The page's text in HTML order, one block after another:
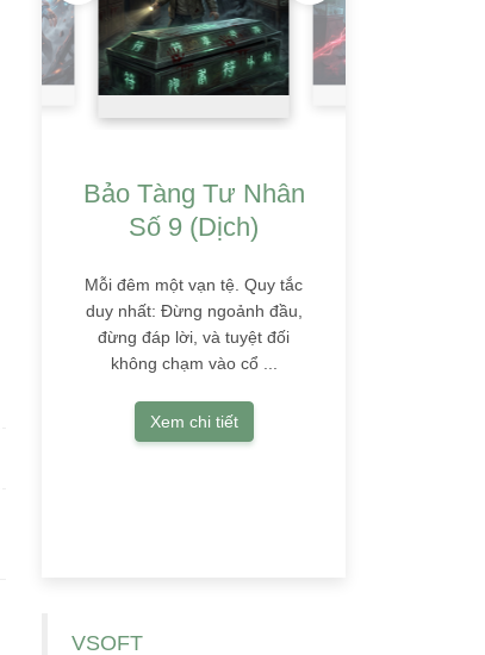
Bảo Tàng Tư Nhân
Số 9 (Dịch)
Mỗi đêm một vạn tệ. Quy tắc
duy nhất: Đừng ngoảnh đầu,
đừng đáp lời, và tuyệt đối
không chạm vào cổ ...
Xem chi tiết
VSOFT